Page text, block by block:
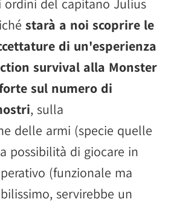
del capitano Julius
starà a noi scoprire le
di un'esperienza
survival alla Monster
sul numero di
, sulla
delle armi (specie quelle
possibilità di giocare in
(funzionale ma
servirebbe un